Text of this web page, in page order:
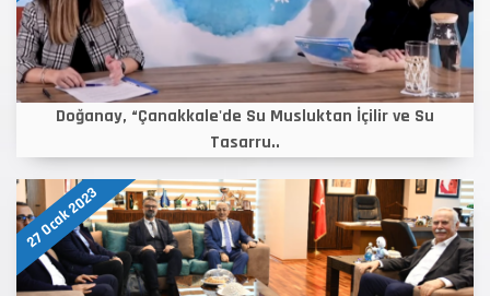
Doğanay, “Çanakkale'de Su Musluktan İçilir ve Su
Tasarru..
27 Ocak 2023